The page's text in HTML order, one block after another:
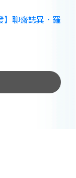
】聊齋誌異．羅